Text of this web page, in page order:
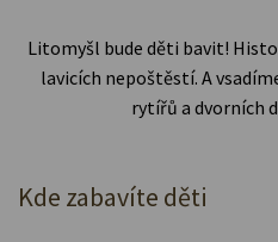
Litomyšl bude děti bavit!
lavicích nepoštěstí. A
rytířů a dvorních
Kde zabavíte děti